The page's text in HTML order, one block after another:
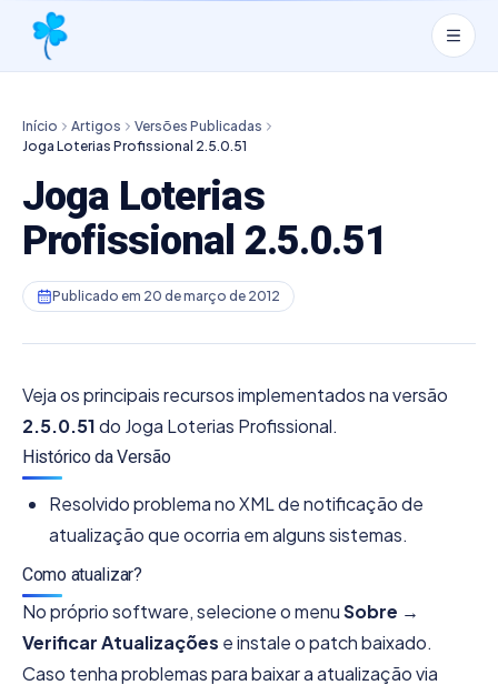
Início Artigos
Versões Publicadas
Joga Loterias Profissional 2.5.0.51
Joga Loterias
Profissional 2.5.0.51
Publicado em 20 de março de 2012
Veja os principais recursos implementados na versão
2.5.0.51do Joga Loterias Profissional.
Histórico da Versão
Resolvido problema no XML de notificação de
atualização que ocorria em alguns sistemas.
Como atualizar?
No próprio software, selecione o menuSobre →
Verificar Atualizações e instale o patch baixado.
Caso tenha problemas para baixar a atualização via